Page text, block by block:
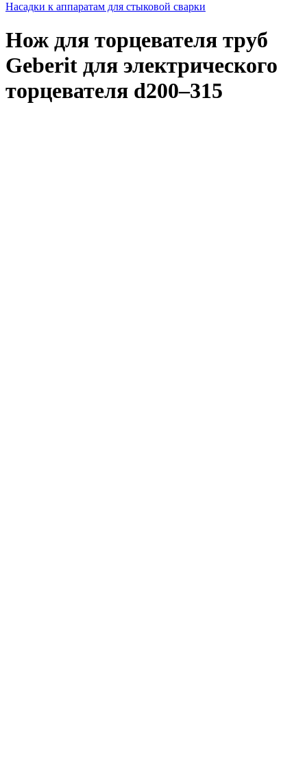
Насадки к аппаратам для стыковой сварки
Нож для торцевателя труб
Geberit для электрического
торцевателя d200–315